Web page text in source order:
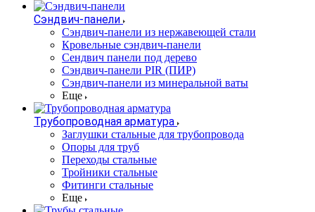
Сэндвич-панели
Cэндвич-панели из нержавеющей стали
Кровельные сэндвич-панели
Сендвич панели под дерево
Сэндвич-панели PIR (ПИР)
Сэндвич-панели из минеральной ваты
Еще
Трубопроводная арматура
Заглушки стальные для трубопровода
Опоры для труб
Переходы стальные
Тройники стальные
Фитинги стальные
Еще